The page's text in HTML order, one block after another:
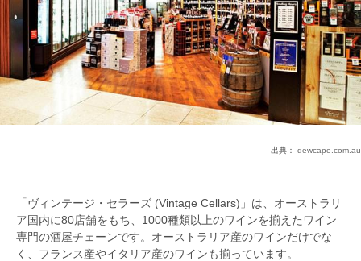
出典： dewcape.com.au
「ヴィンテージ・セラーズ (Vintage Cellars)」は、オーストラリ
ア国内に80店舗をもち、1000種類以上のワインを揃えたワイン
専門の酒屋チェーンです。オーストラリア産のワインだけでな
く、フランス産やイタリア産のワインも揃っています。